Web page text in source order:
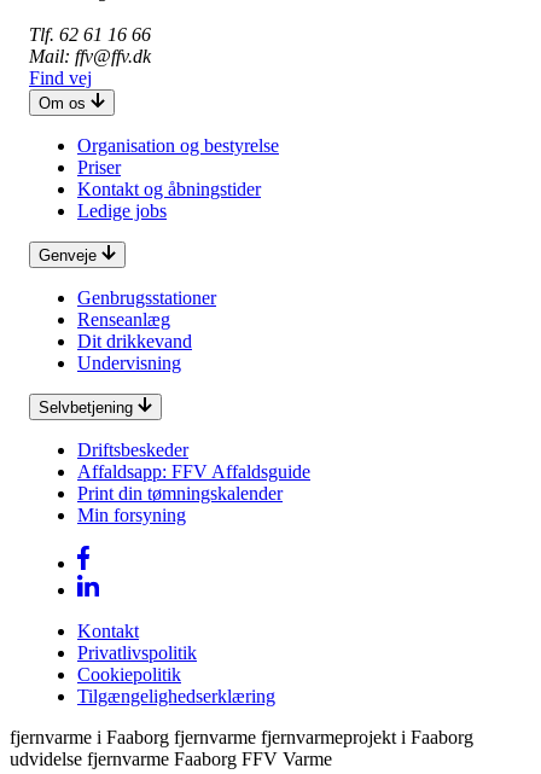
Tlf. 62 61 16 66
Mail: ffv@ffv.dk
Find vej
Om os
Organisation og bestyrelse
Priser
Kontakt og åbningstider
Ledige jobs
Genveje
Genbrugsstationer
Renseanlæg
Dit drikkevand
Undervisning
Selvbetjening
Driftsbeskeder
Affaldsapp: FFV Affaldsguide
Print din tømningskalender
Min forsyning
Kontakt
Privatlivspolitik
Cookiepolitik
Tilgængelighedserklæring
fjernvarme i Faaborg fjernvarme fjernvarmeprojekt i Faaborg
udvidelse fjernvarme Faaborg FFV Varme